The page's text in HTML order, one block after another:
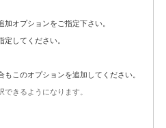
オプションをご指定下さい。
してください。
このオプションを追加してください。
きるようになります。